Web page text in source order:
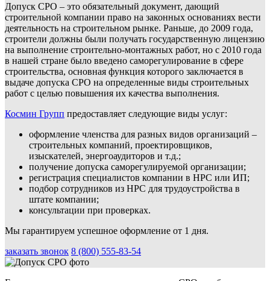
Допуск СРО – это обязательный документ, дающий
строительной компании право на законных основаниях вести
деятельность на строительном рынке. Раньше, до 2009 года,
строители должны были получать государственную лицензию
на выполнение строительно-монтажных работ, но с 2010 года
в нашей стране было введено саморегулирование в сфере
строительства, основная функция которого заключается в
выдаче допуска СРО на определенные виды строительных
работ с целью повышения их качества выполнения.
Космин Групп предоставляет следующие виды услуг:
оформление членства для разных видов организаций –
строительных компаний, проектировщиков,
изыскателей, энергоаудиторов и т.д.;
получение допуска саморегулируемой организации;
регистрация специалистов компании в НРС или ИП;
подбор сотрудников из НРС для трудоустройства в
штате компании;
консультации при проверках.
Мы гарантируем успешное оформление от 1 дня.
заказать звонок 8 (800) 555-83-54